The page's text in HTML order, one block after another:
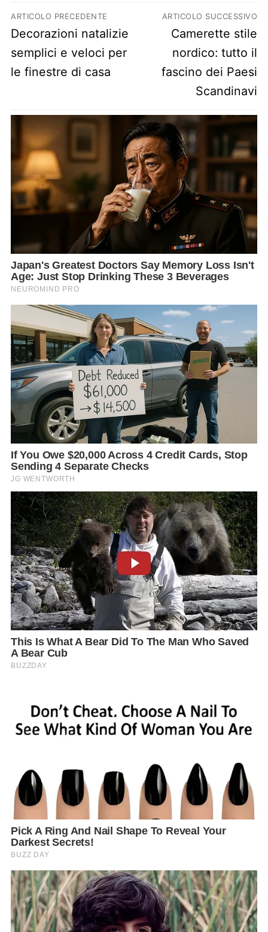
Navigazione articoli
ARTICOLO PRECEDENTE
Previous post:
Decorazioni natalizie
semplici e veloci per
le finestre di casa
ARTICOLO SUCCESSIVO
Next post:
Camerette stile
nordico: tutto il
fascino dei Paesi
Scandinavi